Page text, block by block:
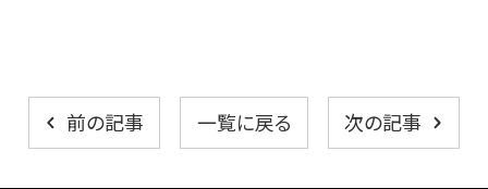
前の記事 一覧に戻る 次の記事